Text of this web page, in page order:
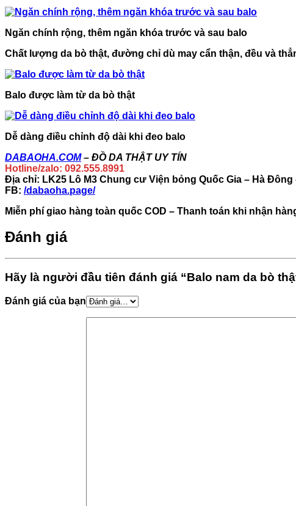
Ngăn chính rộng, thêm ngăn khóa trước và sau balo
Chất lượng da bò thật, đường chỉ dù may cẩn thận, đều và
Balo được làm từ da bò thật
Dễ dàng điều chỉnh độ dài khi đeo balo
DABAOHA.COM – ĐỒ DA THẬT UY TÍN
Hotline/zalo: 092.555.8991
Địa chỉ: LK25 Lô M3 Chung cư Viện bỏng Quốc Gia – Hà Đông
FB: /dabaoha.page/
Miễn phí giao hàng toàn quốc COD – Thanh toán khi nhận
Đánh giá
Hãy là người đầu tiên đánh giá “Balo nam da bò
Đánh giá của bạn